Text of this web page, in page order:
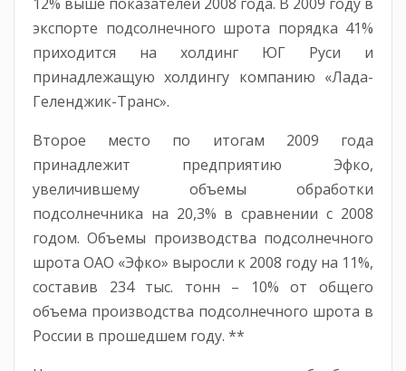
экспорте подсолнечного шрота порядка 41%
приходится на холдинг ЮГ Руси и
принадлежащую холдингу компанию «Лада-
Геленджик-Транс».
Второе место по итогам 2009 года
принадлежит предприятию Эфко,
увеличившему объемы обработки
подсолнечника на 20,3% в сравнении с 2008
годом. Объемы производства подсолнечного
шрота ОАО «Эфко» выросли к 2008 году на 11%,
составив 234 тыс. тонн – 10% от общего
объема производства подсолнечного шрота в
России в прошедшем году. **